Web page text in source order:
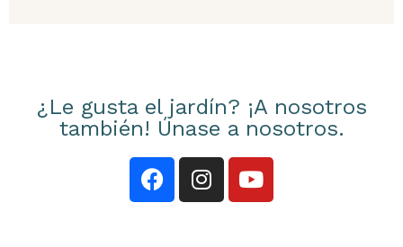
¿Le gusta el jardín? ¡A nosotros
también! Únase a nosotros.